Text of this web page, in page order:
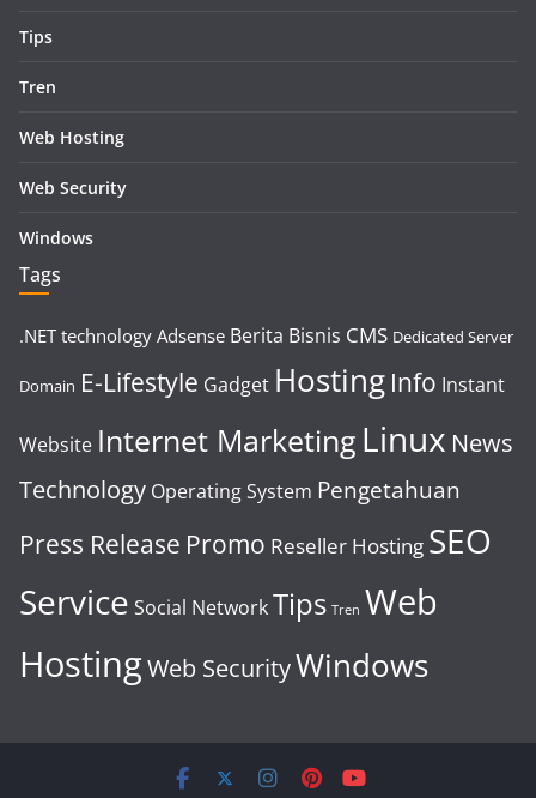
Tips
Tren
Web Hosting
Web Security
Windows
Tags
.NET technology Adsense Berita Bisnis CMS Dedicated Server
Domain E-Lifestyle Gadget Hosting Info Instant
Website Internet Marketing Linux News
Technology Operating System Pengetahuan
Press Release Promo Reseller Hosting SEO
Service Social NetworkTips Tren Web
HostingWeb SecurityWindows